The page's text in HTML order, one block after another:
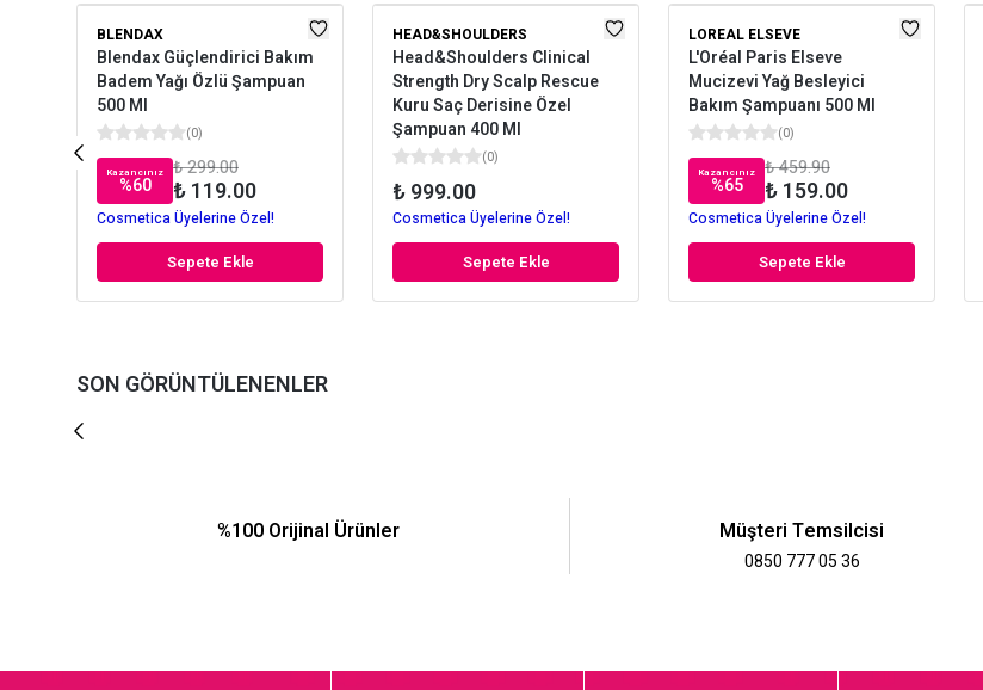
BLENDAX
Blendax Güçlendirici Bakım
Badem Yağı Özlü Şampuan
500 Ml
(0)
Kazancınız
%60
₺ 299.00
₺ 119.00
Cosmetica Üyelerine Özel!
Sepete Ekle
HEAD&SHOULDERS
Head&Shoulders Clinical
Strength Dry Scalp Rescue
Kuru Saç Derisine Özel
Şampuan 400 Ml
(0)
₺ 999.00
Cosmetica Üyelerine Özel!
Sepete Ekle
LOREAL ELSEVE
L'Oréal Paris Elseve
Mucizevi Yağ Besleyici
Bakım Şampuanı 500 Ml
(0)
Kazancınız
%65
₺ 459.90
₺ 159.00
Cosmetica Üyelerine Özel!
Sepete Ekle
SON GÖRÜNTÜLENENLER
%100 Orijinal Ürünler Müşteri Temsilcisi
0850 777 05 36